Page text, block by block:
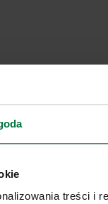
treści i